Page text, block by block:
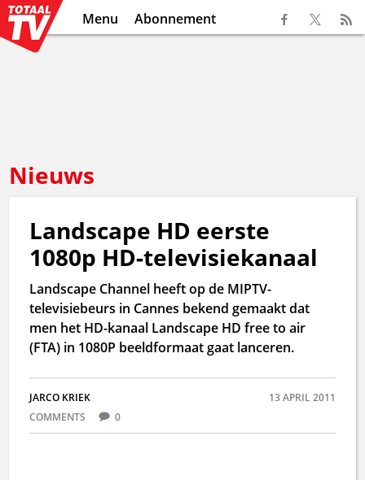
Menu Abonnement
Nieuws
Landscape HD eerste
1080p HD-televisiekanaal
Landscape Channel heeft op de MIPTV-
televisiebeurs in Cannes bekend gemaakt dat
men het HD-kanaal Landscape HD free to air
(FTA) in 1080P beeldformaat gaat lanceren.
JARCO KRIEK
13 APRIL 2011
COMMENTS
0